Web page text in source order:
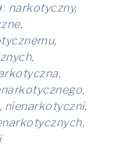
: narkotyczny,
nienarkotyczni,